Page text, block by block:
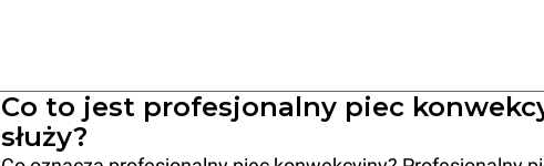
Co to jest profesjonalny piec
służy?